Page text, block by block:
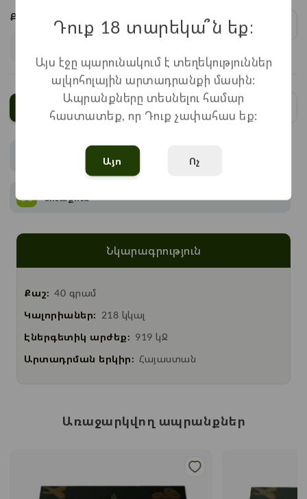
Քանակ:
1 x800=
Ավելացնել
Վճարում
Առաքում
Նկարագրություն
Քաշ: 40 գրամ
Կալորիաներ: 218 կկալ
Էներգետիկ արժեք: 919 կՋ
Արտադրման երկիր: Հայաստան
Առաջարկվող ապրանքներ
Դուք 18 տարեկա՞ն եք։
Այս էջը պարունակում է տեղեկություններ
ալկոհոլային արտադրանքի մասին:
Ապրանքները տեսնելու համար
հաստատեք, որ Դուք չափահաս եք:
Այո Ոչ